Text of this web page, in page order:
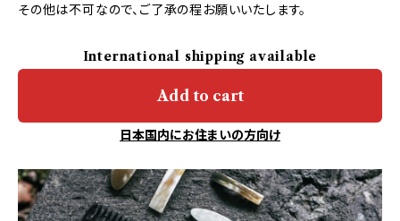
その他は不可なので、ご了承の程お願いいたします。
International shipping available
Add to cart
日本国内にお住まいの方向け